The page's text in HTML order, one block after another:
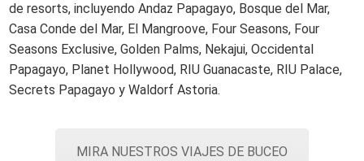
de resorts, incluyendo Andaz Papagayo, Bosque del Mar,
Casa Conde del Mar, El Mangroove, Four Seasons, Four
Seasons Exclusive, Golden Palms, Nekajui, Occidental
Papagayo, Planet Hollywood, RIU Guanacaste, RIU Palace,
Secrets Papagayo y Waldorf Astoria.
MIRA NUESTROS VIAJES DE BUCEO